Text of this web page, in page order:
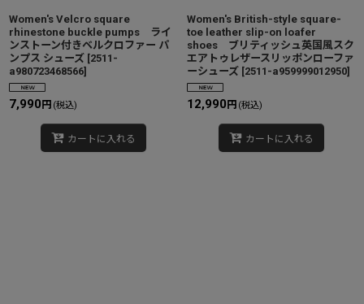
Women's Velcro square
rhinestone buckle pumps ライ
ンストーン付きベルクロファー パ
ンプス シューズ [2511-
a980723468566]
7,990 円 (税込)
カートに入れる
Women's British-style square-
toe leather slip-on loafer
shoes ブリティッシュ英国風スク
エアトゥレザースリッポンローファ
ーシューズ [2511-a959999012950]
12,990 円 (税込)
カートに入れる